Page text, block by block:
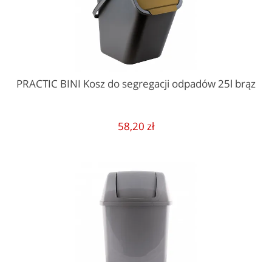
PRACTIC BINI Kosz do segregacji odpadów 25l brąz
58,20 zł